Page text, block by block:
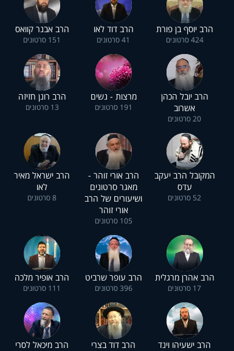
הרב יוסף בן פורת
424 סרטונים
הרב דוד לאו
41 סרטונים
הרב אבנר קוואס
151 סרטונים
הרב יובל הכהן
אשרוב
20 סרטונים
מרצות - נשים
191 סרטונים
הרב רונן חזיזה
13 סרטונים
המקובל הרב יעקב
עדס
52 סרטונים
הרב אורי זוהר -
מאגר סרטונים
ושיעורים של הרב
אורי זוהר
105 סרטונים
הרב ישראל מאיר
לאו
8 סרטונים
הרב אהרן מרגלית
17 סרטונים
הרב עופר שרביט
396 סרטונים
הרב אופיר מלכה
111 סרטונים
הרב ישעיהו וינד הרב דוד בצרי הרב מיכאל לסרי